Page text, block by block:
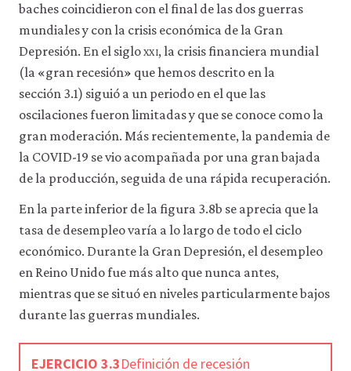
baches coincidieron con el final de las dos guerras
mundiales y con la crisis económica de la Gran
Depresión. En el sigloxxi, la crisis financiera mundial
(la «gran recesión» que hemos descrito en la
sección 3.1) siguió a un periodo en el que las
oscilaciones fueron limitadas y que se conoce como la
gran moderación. Más recientemente, la pandemia de
la COVID-19 se vio acompañada por una gran bajada
de la producción, seguida de una rápida recuperación.
En la parte inferior de la figura 3.8b se aprecia que la
tasa de desempleo varía a lo largo de todo el ciclo
económico. Durante la Gran Depresión, el desempleo
en Reino Unido fue más alto que nunca antes,
mientras que se situó en niveles particularmente bajos
durante las guerras mundiales.
EJERCICIO 3.3Definición de recesión